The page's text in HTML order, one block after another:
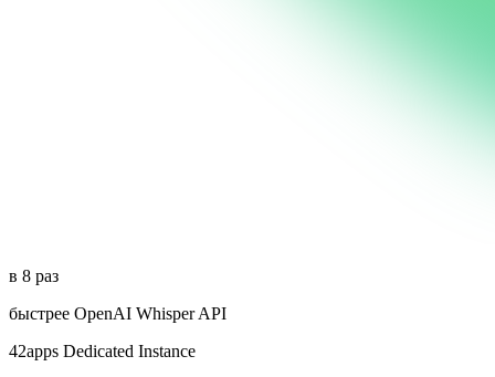
в 8 раз
быстрее OpenAI Whisper API
42apps Dedicated Instance